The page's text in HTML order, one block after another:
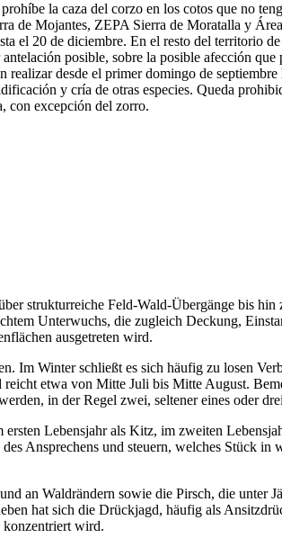
la caza del corzo en los cotos que no
de Mojantes, ZEPA Sierra de Moratalla y
el 20 de diciembre. En el resto del territorio
posible, sobre la posible afección que
desde el primer domingo de
y cría de otras especies. Queda
con excepción del zorro.
strukturreiche Feld-Wald-Übergänge bis hin
Unterwuchs, die zugleich Deckung,
ausgetreten wird.
Im Winter schließt es sich häufig zu losen
etwa von Mitte Juli bis Mitte August.
in der Regel zwei, seltener eines oder
Lebensjahr als Kitz, im zweiten
Ansprechens und steuern, welches Stück in
an Waldrändern sowie die Pirsch, die unter
hat sich die Drückjagd, häufig als
konzentriert wird.